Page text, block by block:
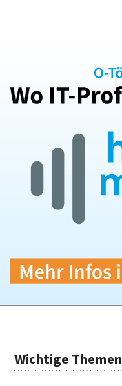
Wichtige Themen